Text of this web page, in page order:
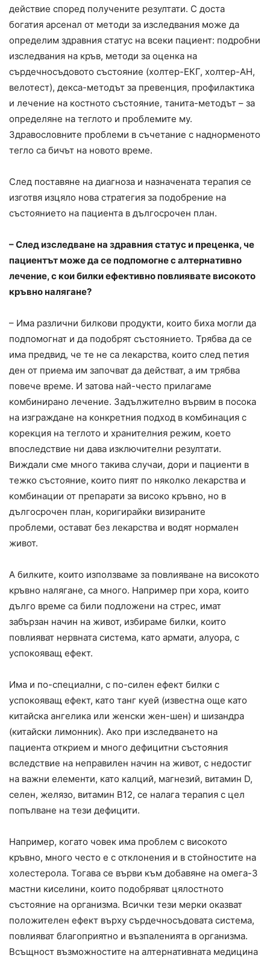
действие според получените резултати. С доста
богатия арсенал от методи за изследвания може да
определим здравния статус на всеки пациент: подробни
изследвания на кръв, методи за оценка на
сърдечносъдовото състояние (холтер-ЕКГ, холтер-АН,
велотест), декса-методът за превенция, профилактика
и лечение на костното състояние, танита-методът – за
определяне на теглото и проблемите му.
Здравословните проблеми в съчетание с наднорменото
тегло са бичът на новото време.
След поставяне на диагноза и назначената терапия се
изготвя изцяло нова стратегия за подобрение на
състоянието на пациента в дългосрочен план.
– След изследване на здравния статус и преценка, че
пациентът може да се подпомогне с алтернативно
лечение, с кои билки ефективно повлиявате високото
кръвно налягане?
– Има различни билкови продукти, които биха могли да
подпомогнат и да подобрят състоянието. Трябва да се
има предвид, че те не са лекарства, които след петия
ден от приема им започват да действат, а им трябва
повече време. И затова най-често прилагаме
комбинирано лечение. Задължително вървим в посока
на изграждане на конкретния подход в комбинация с
корекция на теглото и хранителния режим, което
впоследствие ни дава изключителни резултати.
Виждали сме много такива случаи, дори и пациенти в
тежко състояние, които пият по няколко лекарства и
комбинации от препарати за високо кръвно, но в
дългосрочен план, коригирайки визираните
проблеми, остават без лекарства и водят нормален
живот.
А билките, които използваме за повлияване на високото
кръвно налягане, са много. Например при хора, които
дълго време са били подложени на стрес, имат
забързан начин на живот, избираме билки, които
повлияват нервната система, като армати, алуора, с
успокояващ ефект.
Има и по-специални, с по-силен ефект билки с
успокояващ ефект, като танг куей (известна още като
китайска ангелика или женски жен-шен) и шизандра
(китайски лимонник). Ако при изследването на
пациента открием и много дефицитни състояния
вследствие на неправилен начин на живот, с недостиг
на важни елементи, като калций, магнезий, витамин D,
селен, желязо, витамин В12, се налага терапия с цел
попълване на тези дефицити.
Например, когато човек има проблем с високото
кръвно, много често е с отклонения и в стойностите на
холестерола. Тогава се върви към добавяне на омега-3
мастни киселини, които подобряват цялостното
състояние на организма. Всички тези мерки оказват
положителен ефект върху сърдечносъдовата система,
повлияват благоприятно и възпаленията в организма.
Всъщност възможностите на алтернативната медицина